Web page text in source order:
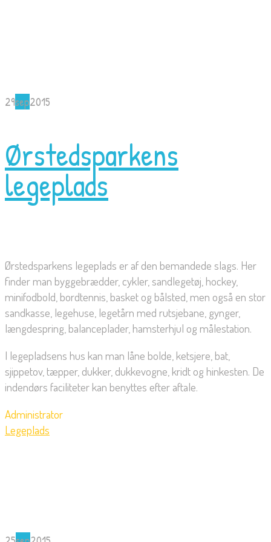
29sep2015
Ørstedsparkens
legeplads
Ørstedsparkens legeplads er af den bemandede slags. Her
finder man byggebrædder, cykler, sandlegetøj, hockey,
minifodbold, bordtennis, basket og bålsted, men også en stor
sandkasse, legehuse, legetårn med rutsjebane, gynger,
længdespring, balanceplader, hamsterhjul og målestation.
I legepladsens hus kan man låne bolde, ketsjere, bat,
sjippetov, tæpper, dukker, dukkevogne, kridt og hinkesten. De
indendørs faciliteter kan benyttes efter aftale.
Administrator
Legeplads